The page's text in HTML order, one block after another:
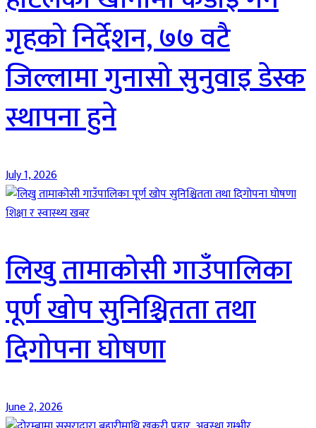
गृहको निर्देशन, ७७ वटै
जिल्लामा गुनासो सुनुवाइ डेस्क
स्थापना हुने
July 1, 2026
शिक्षा र स्वास्थ्य खबर
लिखु तामाकोसी गाउँपालिका
पूर्ण खोप सुनिश्चितता तथा
दिगोपना घोषणा
June 2, 2026